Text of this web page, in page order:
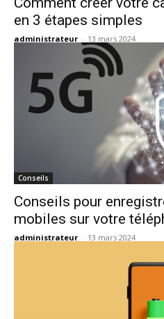
en 3 étapes simples
administrateur - 13 mars 2024
Conseils
Conseils pour
mobiles sur votre
administrateur - 13 mars 2024